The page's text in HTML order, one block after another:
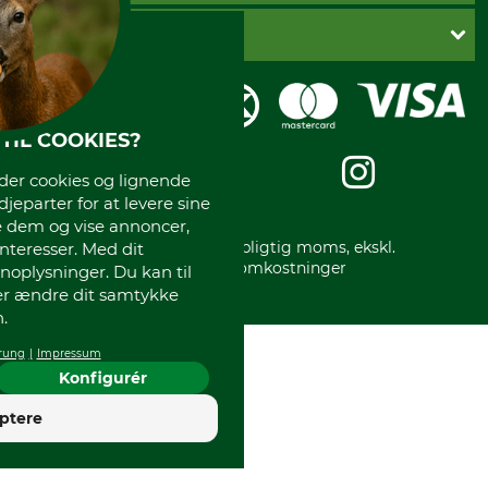
Fortrydelsesret
Fortrydelse af din ordre
Reklamation
Privatlivspolitik
Handelsbetingelser
Impressum
Gratis returlabel
Dankort
Faktura
Mobile Pay
Kreditkort
DANSK SKOVKONTOR
Karriere
Messe datoer
Om os
* Alle priser inkl. lovpligtig moms, ekskl.
forsendelsesomkostninger
COOKIES?
cookies og lignende
for at levere sine
og vise annoncer,
Med dit
Du kan til
ændre dit samtykke
Impressum
Konfigurér